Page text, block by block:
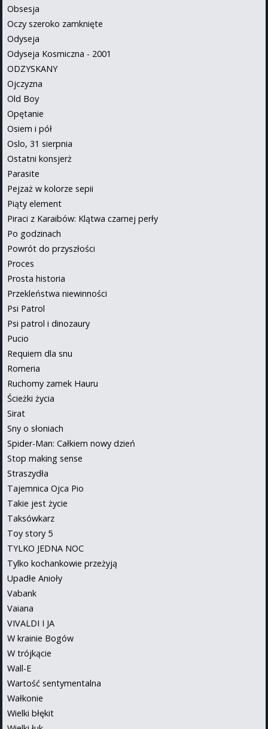
Obsesja
Oczy szeroko zamknięte
Odyseja
Odyseja Kosmiczna - 2001
ODZYSKANY
Ojczyzna
Old Boy
Opętanie
Osiem i pół
Oslo, 31 sierpnia
Ostatni konsjerż
Parasite
Pejzaż w kolorze sepii
Piąty element
Piraci z Karaibów: Klątwa czarnej perły
Po godzinach
Powrót do przyszłości
Proces
Prosta historia
Przekleństwa niewinności
Psi Patrol
Psi patrol i dinozaury
Pucio
Requiem dla snu
Romeria
Ruchomy zamek Hauru
Ścieżki życia
Sirat
Sny o słoniach
Spider-Man: Całkiem nowy dzień
Stop making sense
Straszydła
Tajemnica Ojca Pio
Takie jest życie
Taksówkarz
Toy story 5
TYLKO JEDNA NOC
Tylko kochankowie przeżyją
Upadłe Anioły
Vabank
Vaiana
VIVALDI I JA
W krainie Bogów
W trójkącie
Wall-E
Wartość sentymentalna
Wałkonie
Wielki błękit